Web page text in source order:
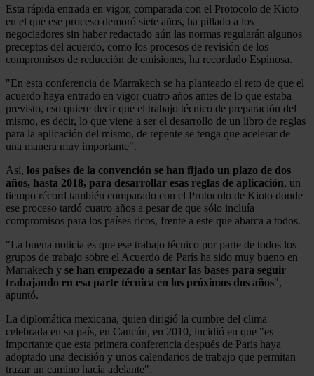
Esta rápida entrada en vigor, comparada con el Protocolo de Kioto
en el que ese proceso demoró siete años, ha pillado a los
negociadores sin haber redactado aún las normas regularán algunos
preceptos del acuerdo, como los procesos de revisión de los
compromisos de reducción de emisiones, ha recordado Espinosa.
"En esta conferencia de Marrakech se ha planteado el reto de que el
acuerdo haya entrado en vigor cuatro años antes de lo que estaba
previsto, eso quiere decir que el trabajo técnico de preparación del
mismo, es decir, lo que viene a ser el desarrollo de un libro de reglas
para la aplicación del mismo, de repente se tenga que acelerar de
una manera muy importante".
Así, los países de la convención se han fijado un plazo de dos
años, hasta 2018, para desarrollar esas reglas de aplicación, un
tiempo récord también comparado con el Protocolo de Kioto donde
ese proceso tardó cuatro años a pesar de que sólo incluía
compromisos para los países ricos, frente a este que abarca a todos.
"La buena noticia es que ese trabajo técnico por parte de todos los
grupos de trabajo sobre el Acuerdo de París ha sido muy bueno en
Marrakech y se han empezado a sentar las bases para seguir
trabajando en esa parte técnica en los próximos dos años",
apuntó.
La diplomática mexicana, quien dirigió la cumbre del clima
celebrada en su país, en Cancún, en 2010, incidió en que "es
importante que esta primera conferencia después de París haya
adoptado una decisión y unos calendarios de trabajo que permitan
trazar un camino hacia adelante".